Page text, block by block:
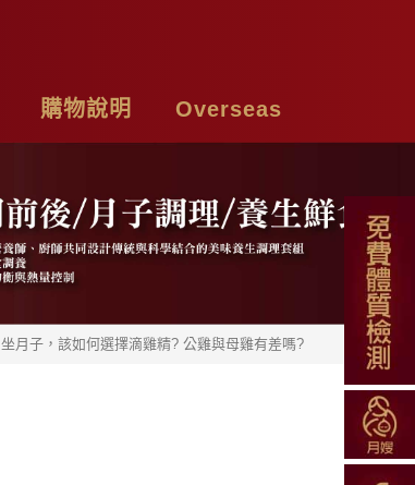
購物說明
付款方式
Overseas
Tea Bags
坐月子，該如何選擇滴雞精? 公雞與母雞有差嗎?